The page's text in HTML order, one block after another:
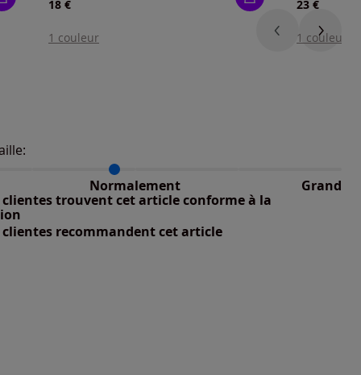
18 €
1 couleur
23 €
1 couleur
Normalement Grand
taillant selon les avis clients
normalement : 89%
: 0%
clientes trouvent cet article conforme à la
clientes recommandent cet article